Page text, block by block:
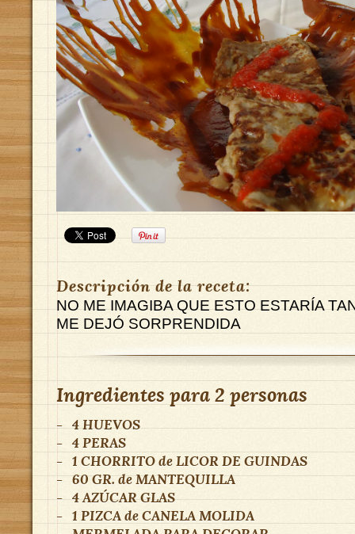
Descripción de la receta:
NO ME IMAGIBA QUE ESTO ESTARÍA
ME DEJÓ SORPRENDIDA
Ingredientes para2 personas
- 4HUEVOS
- 4 PERAS
- 1 CHORRITOde LICOR DE GUINDAS
- 60 GR.de MANTEQUILLA
- 4AZÚCAR GLAS
- 1 PIZCA deCANELA MOLIDA